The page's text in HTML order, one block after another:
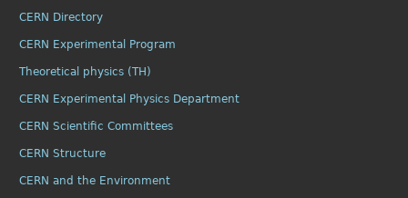
CERN Directory
CERN Experimental Program
Theoretical physics (TH)
CERN Experimental Physics Department
CERN Scientific Committees
CERN Structure
CERN and the Environment